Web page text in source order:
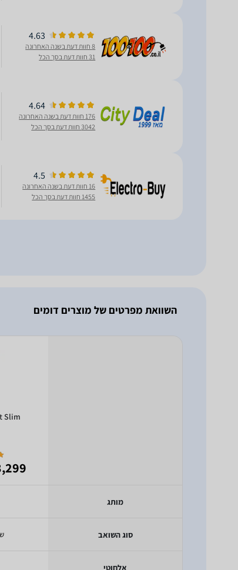
4.63
8 חוות דעת בשנה האחרונה
31 חוות דעת בסך הכל
4.64
176 חוות דעת בשנה האחרונה
3042 חוות דעת בסך הכל
4.5
16 חוות דעת בשנה האחרונה
1455 חוות דעת בסך הכל
השוואת מפרטים של מוצרים דומים
מותג
סוג השואב
אלחוטי
Slim